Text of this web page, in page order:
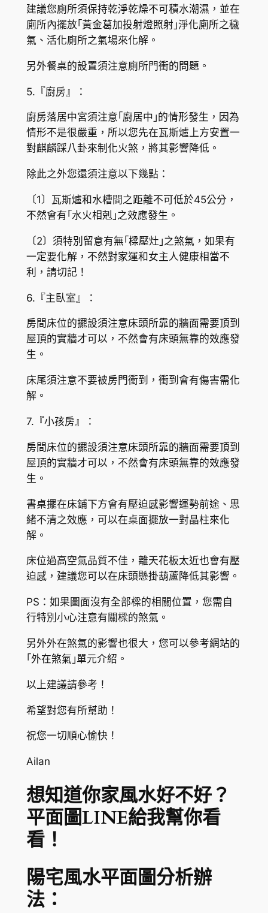
建議您廁所須保持乾淨乾燥不可積水潮濕，並在
廁所內擺放｢黃金葛加投射燈照射｣淨化廁所之穢
氣、活化廁所之氣場來化解。
另外餐桌的設置須注意廁所門衝的問題。
5.『廚房』：
廚房落居中宮須注意｢廚居中｣的情形發生，因為
情形不是很嚴重，所以您先在瓦斯爐上方安置一
對麒麟踩八卦來制化火煞，將其影響降低。
除此之外您還須注意以下幾點：
〔1〕瓦斯爐和水槽間之距離不可低於45公分，
不然會有｢水火相剋｣之效應發生。
〔2〕須特別留意有無｢樑壓灶｣之煞氣，如果有
一定要化解，不然對家運和女主人健康相當不
利，請切記！
6.『主臥室』：
房間床位的擺設須注意床頭所靠的牆面需要頂到
屋頂的實牆才可以，不然會有床頭無靠的效應發
生。
床尾須注意不要被房門衝到，衝到會有傷害需化
解。
7.『小孩房』：
房間床位的擺設須注意床頭所靠的牆面需要頂到
屋頂的實牆才可以，不然會有床頭無靠的效應發
生。
書桌擺在床鋪下方會有壓迫感影響運勢前途、思
緒不清之效應，可以在桌面擺放一對晶柱來化
解。
床位過高空氣品質不佳，離天花板太近也會有壓
迫感，建議您可以在床頭懸掛葫蘆降低其影響。
PS：如果圖面沒有全部樑的相關位置，您需自
行特別小心注意有關樑的煞氣。
另外外在煞氣的影響也很大，您可以參考網站的
｢外在煞氣｣單元介紹。
以上建議請參考！
希望對您有所幫助！
祝您一切順心愉快！
Ailan
想知道你家風水好不好？
平面圖LINE給我幫你看
看！
陽宅風水平面圖分析辦
法：